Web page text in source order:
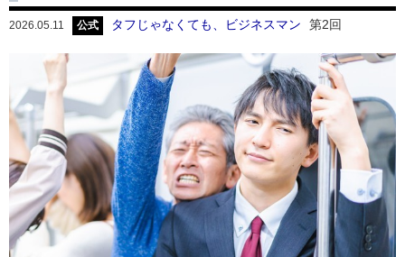
2026.05.11 公式 タフじゃなくても、ビジネスマン 第2回